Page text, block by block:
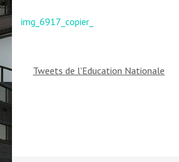
Navigation
img_6917_copier_
Tweets de l'Education Nationale